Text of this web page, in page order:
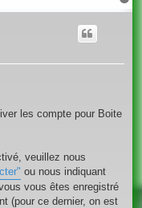
les compte pour Boite
veuillez nous
ou nous indiquant
vous êtes enregistré
(pour ce dernier, on est